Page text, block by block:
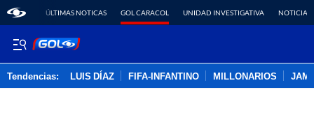
ÚLTIMAS NOTICAS GOL CARACOL UNIDAD INVESTIGATIVA NOTICIAS
Tendencias: LUIS DÍAZ FIFA-INFANTINO MILLONARIOS